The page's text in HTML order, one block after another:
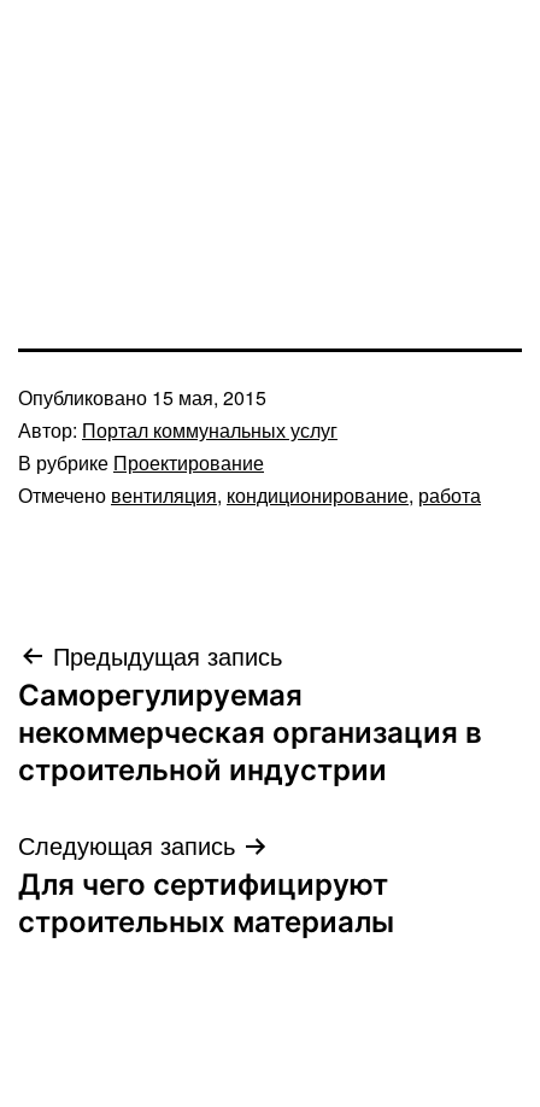
Опубликовано 15 мая, 2015
Автор: Портал коммунальных услуг
В рубрике Проектирование
Отмечено вентиляция, кондиционирование, работа
Навигация
по
записям
Предыдущая запись
Саморегулируемая
некоммерческая организация в
строительной индустрии
Следующая запись
Для чего сертифицируют
строительных материалы